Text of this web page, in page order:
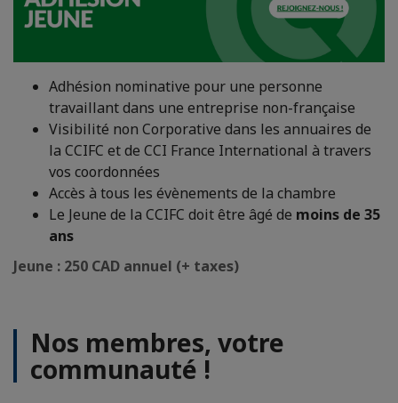
Adhésion nominative pour une personne
travaillant dans une entreprise non-française
Visibilité non Corporative dans les annuaires de
la CCIFC et de CCI France International à travers
vos coordonnées
Accès à tous les évènements de la chambre
Le Jeune de la CCIFC doit être âgé de moins de 35
ans
Jeune : 250 CAD annuel (+ taxes)
Nos membres, votre
communauté !